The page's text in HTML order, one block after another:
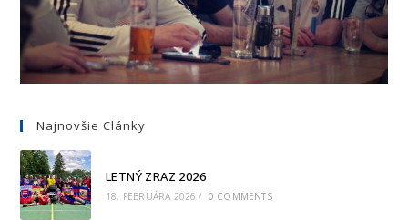
Najnovšie Clánky
LETNÝ ZRAZ 2026
18. FEBRUÁRA 2026 / 0 COMMENTS